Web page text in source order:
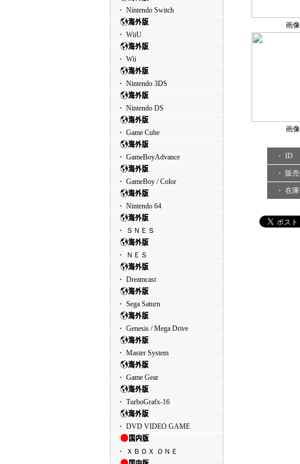
・ Nintendo Switch
・ WiiU
・ Wii
・ Nintendo 3DS
・ Nintendo DS
・ Game Cube
・ GameBoyAdvance
・ GameBoy / Color
・ Nintendo 64
・ ＳＮＥＳ
・ ＮＥＳ
・ Dreamcast
・ Sega Saturn
・ Genesis / Mega Drive
・ Master System
・ Game Gear
・ TurboGrafx-16
・ DVD VIDEO GAME
・ ＸＢＯＸ ＯＮＥ
画
画
・ ID
・ 販
・ 在